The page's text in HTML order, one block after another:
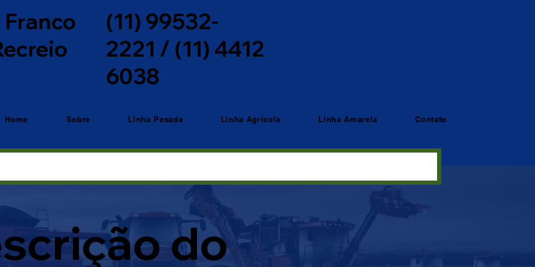
(11) 99532-
2221 / (11) 4412
6038
Home Sobre Linha Pesada Linha Agrícola Linha Amarela Contato
do